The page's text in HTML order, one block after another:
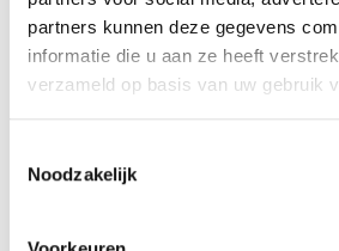
partners kunnen deze gegevens
informatie die u aan ze heeft
verzameld op basis van uw gebruik
Noodzakelijk
collega-kunstenaars te
Cognée een beeld van tien
teruggebracht tot identiek
verbeeld in dezelfde stijl. Je
vooraanstaande
jong, eens beloftevol talent